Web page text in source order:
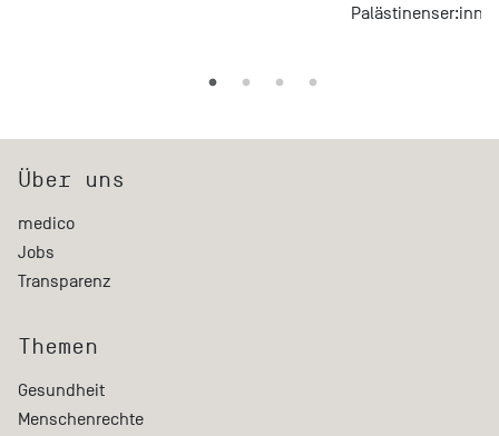
Über uns
medico
Jobs
Transparenz
Themen
Gesundheit
Menschenrechte